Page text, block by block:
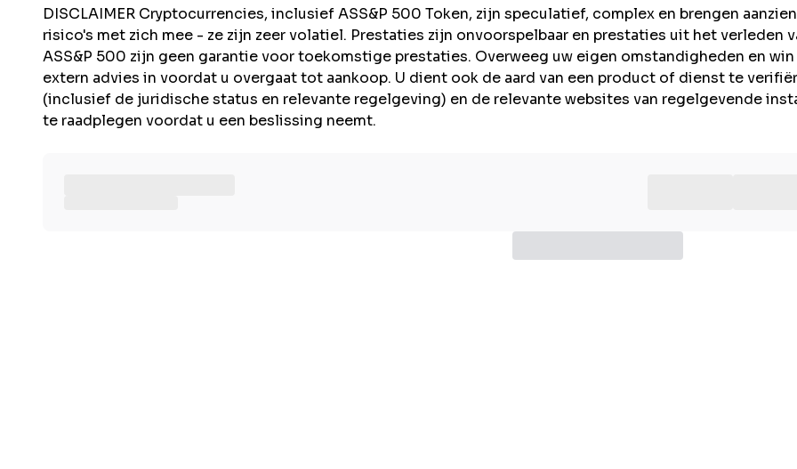
DISCLAIMER Cryptocurrencies, inclusief ASS&P 500 Token, zijn speculatief, complex en brengen
risico's met zich mee - ze zijn zeer volatiel. Prestaties zijn onvoorspelbaar en prestaties uit het verleden
ASS&P 500 zijn geen garantie voor toekomstige prestaties. Overweeg uw eigen omstandigheden en win
extern advies in voordat u overgaat tot aankoop. U dient ook de aard van een product of dienst te
(inclusief de juridische status en relevante regelgeving) en de relevante websites van regelgevende
te raadplegen voordat u een beslissing neemt.